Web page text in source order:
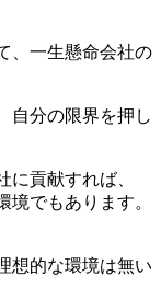
、一生懸命会社の
自分の限界を押し
貢献すれば、
でもあります。
想的な環境は無い